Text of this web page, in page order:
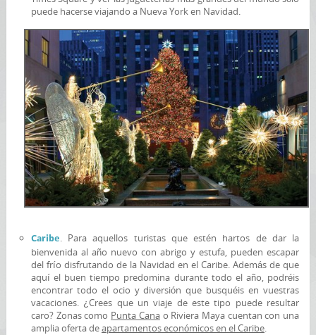
puede hacerse viajando a Nueva York en Navidad.
Caribe. Para aquellos turistas que estén hartos de dar la
bienvenida al año nuevo con abrigo y estufa, pueden escapar
del frío disfrutando de la Navidad en el Caribe. Además de que
aquí el buen tiempo predomina durante todo el año, podréis
encontrar todo el ocio y diversión que busquéis en vuestras
vacaciones. ¿Crees que un viaje de este tipo puede resultar
caro? Zonas como Punta Canao Riviera Maya cuentan con una
amplia oferta deapartamentos económicos en el Caribe.